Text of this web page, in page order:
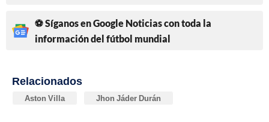
⚽ Síganos en Google Noticias con toda la
información del fútbol mundial
Relacionados
Aston Villa Jhon Jáder Durán